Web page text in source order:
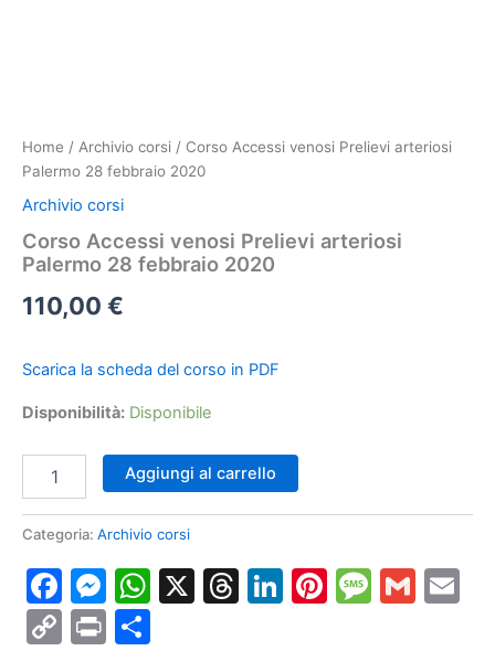
Home / Archivio corsi / Corso Accessi venosi Prelievi arteriosi
Palermo 28 febbraio 2020
Archivio corsi
Corso Accessi venosi Prelievi arteriosi
Palermo 28 febbraio 2020
110,00 €
Scarica la scheda del corso in PDF
Disponibilità: Disponibile
Accessi
Prelievi
Palermo
28
febbraio
2020
Aggiungi al carrello
Categoria: Archivio corsi
Facebook
Messenger
WhatsApp
X Threads
LinkedIn
Pinterest
Copy
Print